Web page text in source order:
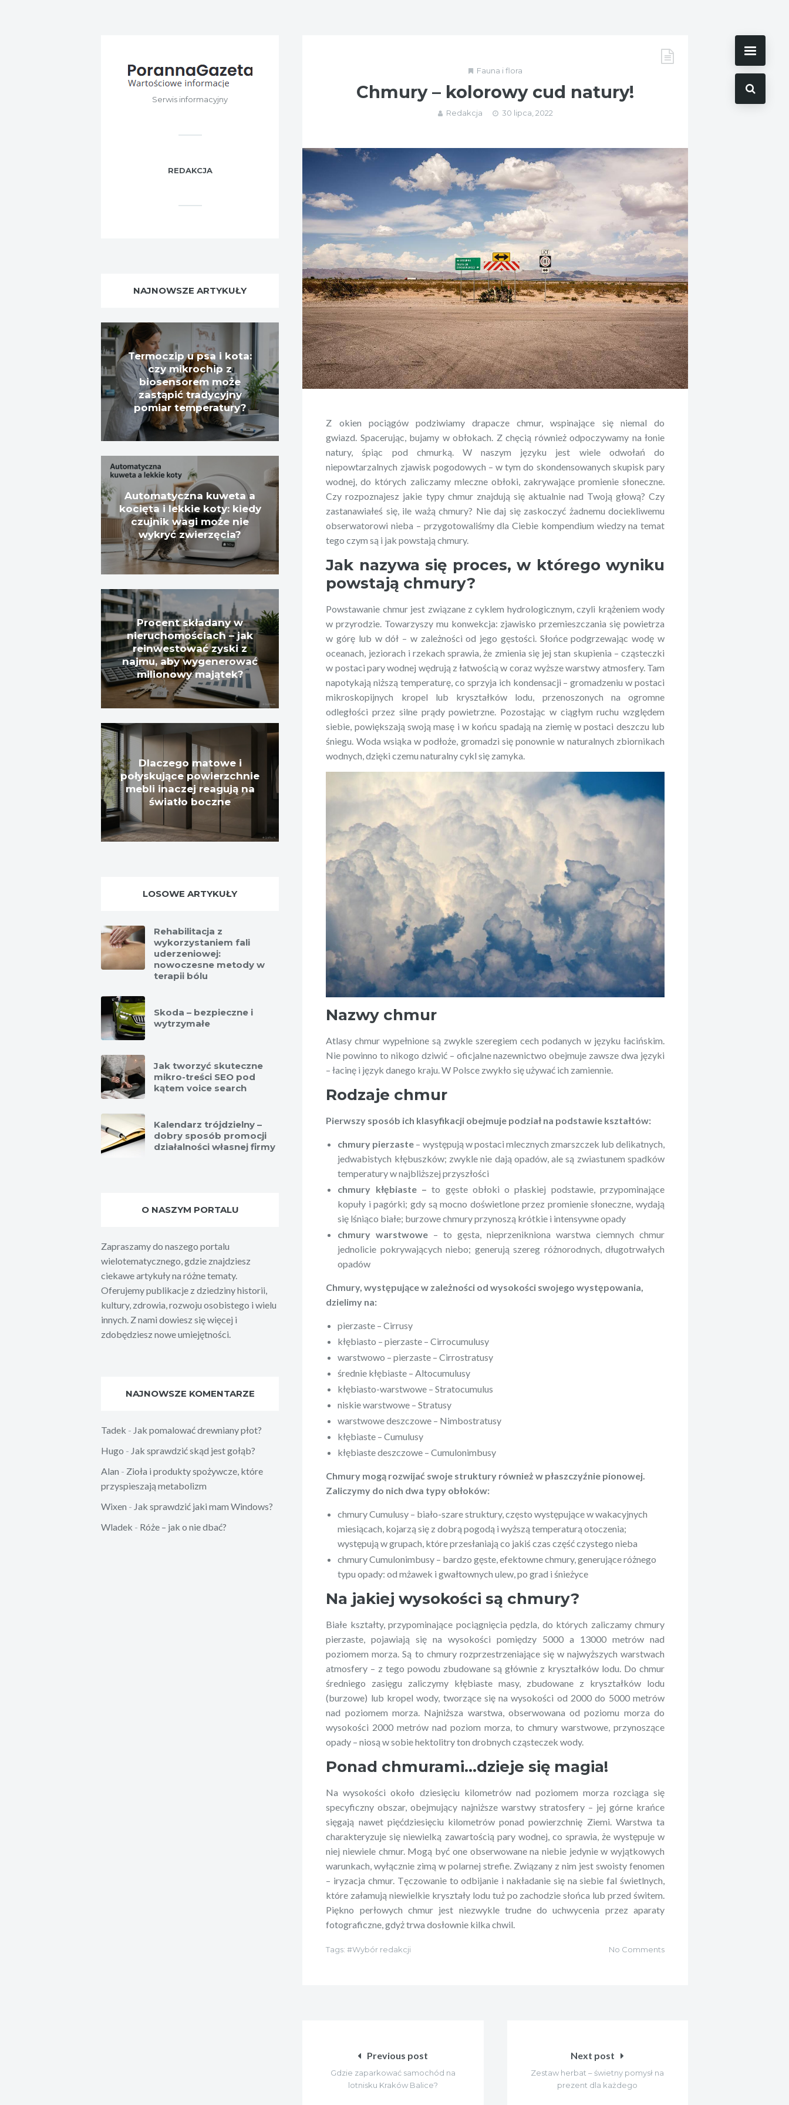
Fauna i flora
Chmury – kolorowy cud natury!
Redakcja 30 lipca, 2022
Z okien pociągów podziwiamy drapacze chmur, wspinające się niemal do
gwiazd. Spacerując, bujamy w obłokach. Z chęcią również odpoczywamy na łonie
natury, śpiąc pod chmurką. W naszym języku jest wiele odwołań do
niepowtarzalnych zjawisk pogodowych – w tym do skondensowanych skupisk pary
wodnej, do których zaliczamy mleczne obłoki, zakrywające promienie słoneczne.
Czy rozpoznajesz jakie typy chmur znajdują się aktualnie nad Twoją głową? Czy
zastanawiałeś się, ile ważą chmury? Nie daj się zaskoczyć żadnemu dociekliwemu
obserwatorowi nieba – przygotowaliśmy dla Ciebie kompendium wiedzy na temat
tego czym są i jak powstają chmury.
Jak nazywa się proces, w którego wyniku
powstają chmury?
Powstawanie chmur jest związane z cyklem hydrologicznym, czyli krążeniem wody
w przyrodzie. Towarzyszy mu konwekcja: zjawisko przemieszczania się powietrza
w górę lub w dół – w zależności od jego gęstości. Słońce podgrzewając wodę w
oceanach, jeziorach i rzekach sprawia, że zmienia się jej stan skupienia – cząsteczki
w postaci pary wodnej wędrują z łatwością w coraz wyższe warstwy atmosfery. Tam
napotykają niższą temperaturę, co sprzyja ich kondensacji – gromadzeniu w postaci
mikroskopijnych kropel lub kryształków lodu, przenoszonych na ogromne
odległości przez silne prądy powietrzne. Pozostając w ciągłym ruchu względem
siebie, powiększają swoją masę i w końcu spadają na ziemię w postaci deszczu lub
śniegu. Woda wsiąka w podłoże, gromadzi się ponownie w naturalnych zbiornikach
wodnych, dzięki czemu naturalny cykl się zamyka.
Nazwy chmur
Atlasy chmur wypełnione są zwykle szeregiem cech podanych w języku łacińskim.
Nie powinno to nikogo dziwić – oficjalne nazewnictwo obejmuje zawsze dwa języki
– łacinę i język danego kraju. W Polsce zwykło się używać ich zamiennie.
Rodzaje chmur
Pierwszy sposób ich klasyfikacji obejmuje podział na podstawie kształtów:
chmury pierzaste – występują w postaci mlecznych zmarszczek lub delikatnych,
jedwabistych kłębuszków; zwykle nie dają opadów, ale są zwiastunem spadków
temperatury w najbliższej przyszłości
chmury kłębiaste –to gęste obłoki o płaskiej podstawie, przypominające
kopuły i pagórki; gdy są mocno doświetlone przez promienie słoneczne, wydają
się lśniąco białe; burzowe chmury przynoszą krótkie i intensywne opady
chmury warstwowe – to gęsta, nieprzenikniona warstwa ciemnych chmur
jednolicie pokrywających niebo; generują szereg różnorodnych, długotrwałych
opadów
Chmury, występujące w zależności od wysokości swojego występowania,
dzielimy na:
pierzaste – Cirrusy
kłębiasto – pierzaste – Cirrocumulusy
warstwowo – pierzaste – Cirrostratusy
średnie kłębiaste – Altocumulusy
kłębiasto-warstwowe – Stratocumulus
niskie warstwowe – Stratusy
warstwowe deszczowe – Nimbostratusy
kłębiaste – Cumulusy
kłębiaste deszczowe – Cumulonimbusy
Chmury mogą rozwijać swoje struktury również w płaszczyźnie pionowej.
Zaliczymy do nich dwa typy obłoków:
chmury Cumulusy – biało-szare struktury, często występujące w wakacyjnych
miesiącach, kojarzą się z dobrą pogodą i wyższą temperaturą otoczenia;
występują w grupach, które przesłaniają co jakiś czas część czystego nieba
chmury Cumulonimbusy – bardzo gęste, efektowne chmury, generujące różnego
typu opady: od mżawek i gwałtownych ulew, po grad i śnieżyce
Na jakiej wysokości są chmury?
Białe kształty, przypominające pociągnięcia pędzla, do których zaliczamy chmury
pierzaste, pojawiają się na wysokości pomiędzy 5000 a 13000 metrów nad
poziomem morza. Są to chmury rozprzestrzeniające się w najwyższych warstwach
atmosfery – z tego powodu zbudowane są głównie z kryształków lodu. Do chmur
średniego zasięgu zaliczymy kłębiaste masy, zbudowane z kryształków lodu
(burzowe) lub kropel wody, tworzące się na wysokości od 2000 do 5000 metrów
nad poziomem morza. Najniższa warstwa, obserwowana od poziomu morza do
wysokości 2000 metrów nad poziom morza, to chmury warstwowe, przynoszące
opady – niosą w sobie hektolitry ton drobnych cząsteczek wody.
Ponad chmurami…dzieje się magia!
Na wysokości około dziesięciu kilometrów nad poziomem morza rozciąga się
specyficzny obszar, obejmujący najniższe warstwy stratosfery – jej górne krańce
sięgają nawet pięćdziesięciu kilometrów ponad powierzchnię Ziemi. Warstwa ta
charakteryzuje się niewielką zawartością pary wodnej, co sprawia, że występuje w
niej niewiele chmur. Mogą być one obserwowane na niebie jedynie w wyjątkowych
warunkach, wyłącznie zimą w polarnej strefie. Związany z nim jest swoisty fenomen
– iryzacja chmur. Tęczowanie to odbijanie i nakładanie się na siebie fal świetlnych,
które załamują niewielkie kryształy lodu tuż po zachodzie słońca lub przed świtem.
Piękno perłowych chmur jest niezwykle trudne do uchwycenia przez aparaty
fotograficzne, gdyż trwa dosłownie kilka chwil.
Tags: Wybór redakcji No Comments
Previous post
Gdzie zaparkować samochód na
lotnisku Kraków Balice?
Next post
Zestaw herbat – świetny pomysł na
prezent dla każdego
Serwis informacyjny
REDAKCJA
NAJNOWSZE ARTYKUŁY
Termoczip u psa i kota:
czy mikrochip z
biosensorem może
zastąpić tradycyjny
pomiar temperatury?
Automatyczna kuweta a
kocięta i lekkie koty: kiedy
czujnik wagi może nie
wykryć zwierzęcia?
Procent składany w
nieruchomościach – jak
reinwestować zyski z
najmu, aby wygenerować
milionowy majątek?
Dlaczego matowe i
połyskujące powierzchnie
mebli inaczej reagują na
światło boczne
LOSOWE ARTYKUŁY
Rehabilitacja z
wykorzystaniem fali
uderzeniowej:
nowoczesne metody w
terapii bólu
Skoda – bezpieczne i
wytrzymałe
Jak tworzyć skuteczne
mikro-treści SEO pod
kątem voice search
Kalendarz trójdzielny –
dobry sposób promocji
działalności własnej firmy
O NASZYM PORTALU
Zapraszamy do naszego portalu
wielotematycznego, gdzie znajdziesz
ciekawe artykuły na różne tematy.
Oferujemy publikacje z dziedziny historii,
kultury, zdrowia, rozwoju osobistego i wielu
innych. Z nami dowiesz się więcej i
zdobędziesz nowe umiejętności.
NAJNOWSZE KOMENTARZE
Tadek - Jak pomalować drewniany płot?
Hugo - Jak sprawdzić skąd jest gołąb?
Alan - Zioła i produkty spożywcze, które
przyspieszają metabolizm
Wixen - Jak sprawdzić jaki mam Windows?
Wladek - Róże – jak o nie dbać?